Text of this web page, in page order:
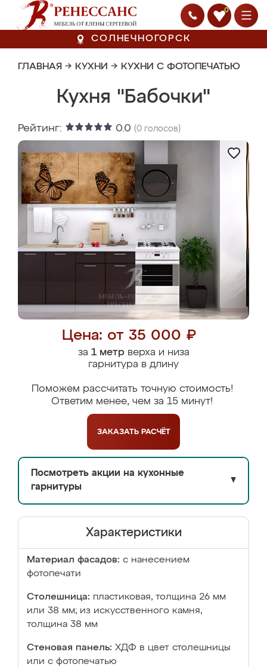
0
СОЛНЕЧНОГОРСК
ГЛАВНАЯ → КУХНИ → КУХНИ С ФОТОПЕЧАТЬЮ
Кухня "Бабочки"
Рейтинг: 0.0 (0 голосов)
Цена: от 35 000 ₽
за 1 метрверха и низа
гарнитура в длину
Поможем рассчитать точную стоимость!
Ответим менее, чем за 15 минут!
ЗАКАЗАТЬ РАСЧЁТ
Посмотреть акции на кухонные
гарнитуры
▼
Характеристики
Материал фасадов: с нанесением
фотопечати
Столешница: пластиковая, толщина 26 мм
или 38 мм; из искусственного камня,
толщина 38 мм
Стеновая панель: ХДФ в цвет столешницы
или с фотопечатью